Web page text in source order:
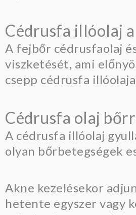
Cédrusfa illóolaj
A fejbőr cédrusfaolaj
viszketését, ami
csepp cédrusfa
Cédrusfa olaj
A cédrusfa illóolaj
olyan bőrbetegségek
Akne kezelésekor
hetente egyszer vagy